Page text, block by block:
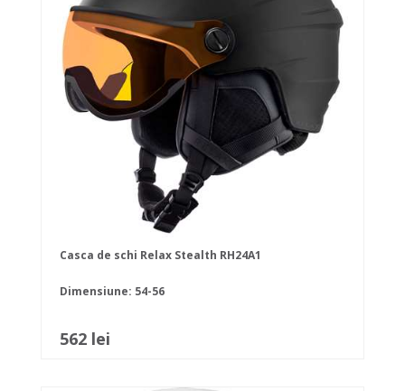
Casca de schi Relax Stealth RH24A1
Dimensiune: 54-56
562 lei